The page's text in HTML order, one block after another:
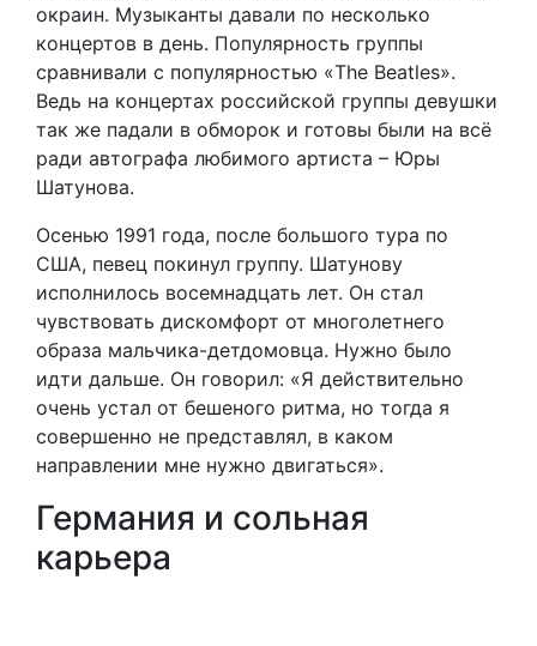
окраин. Музыканты давали по несколько
концертов в день. Популярность группы
сравнивали с популярностью «The Beatles».
Ведь на концертах российской группы девушки
так же падали в обморок и готовы были на всё
ради автографа любимого артиста – Юры
Шатунова.
Осенью 1991 года, после большого тура по
США, певец покинул группу. Шатунову
исполнилось восемнадцать лет. Он стал
чувствовать дискомфорт от многолетнего
образа мальчика-детдомовца. Нужно было
идти дальше. Он говорил: «Я действительно
очень устал от бешеного ритма, но тогда я
совершенно не представлял, в каком
направлении мне нужно двигаться».
Германия и сольная
карьера